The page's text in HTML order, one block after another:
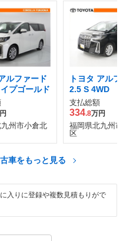
ルファード
プゴールド
州市小倉北
トヨタ アル
2.5 S 4WD
支払総額
334.8万円
福岡県北九州
区
車をもっと見る
入りに登録や複数見積もりがで